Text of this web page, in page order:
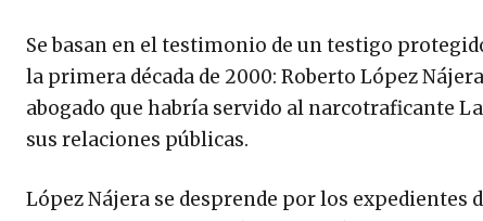
Se basan en el testimonio de un testigo
la primera década de 2000: Roberto López
abogado que habría servido al narcotraficante
sus relaciones públicas.
López Nájera se desprende por los expedientes